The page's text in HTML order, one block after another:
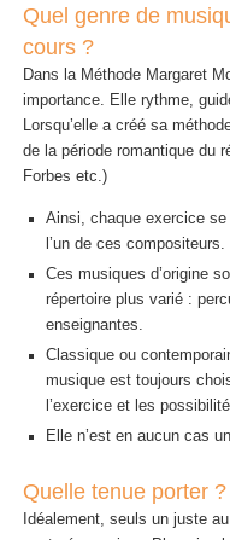
Quel genre de
cours ?
Dans la Méthode Margaret
importance. Elle rythme,
Lorsqu’elle a créé sa
de la période romantique du
Forbes etc.)
Ainsi, chaque exercice
l’un de ces compositeurs.
Ces musiques d’origine
répertoire plus varié :
enseignantes.
Classique ou
musique est toujours
l’exercice et les
Elle n’est en aucun cas
Quelle tenue porter ?
Idéalement, seuls un juste